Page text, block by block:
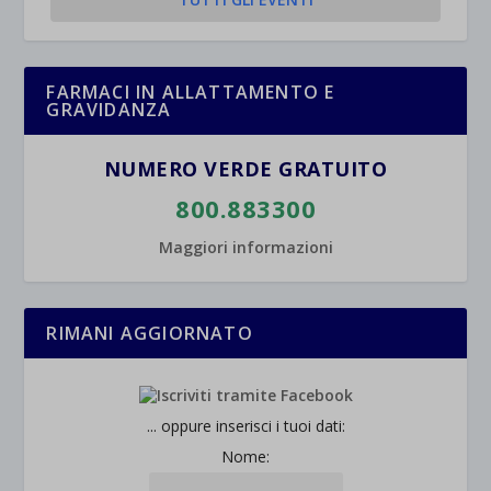
FARMACI IN ALLATTAMENTO E
GRAVIDANZA
NUMERO VERDE GRATUITO
800.883300
Maggiori informazioni
RIMANI AGGIORNATO
... oppure inserisci i tuoi dati:
Nome: